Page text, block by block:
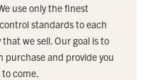
use only the finest
standards to each
we sell. Our goal is to
purchase and provide you
come.